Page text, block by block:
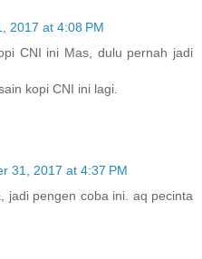
2017 at 4:08 PM
CNI ini Mas, dulu pernah jadi
kopi CNI ini lagi.
31, 2017 at 4:37 PM
jadi pengen coba ini. aq pecinta